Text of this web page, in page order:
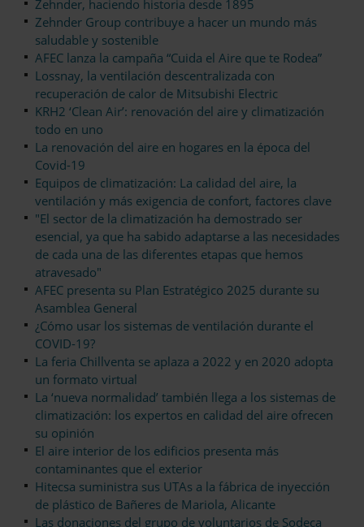
Zehnder, haciendo historia desde 1895
Zehnder Group contribuye a hacer un mundo más
saludable y sostenible
AFEC lanza la campaña “Cuida el Aire que te Rodea”
Lossnay, la ventilación descentralizada con
recuperación de calor de Mitsubishi Electric
KRH2 ‘Clean Air’: renovación del aire y climatización
todo en uno
La renovación del aire en hogares en la época del
Covid-19
Equipos de climatización: La calidad del aire, la
ventilación y más exigencia de confort, factores clave
"El sector de la climatización ha demostrado ser
esencial, ya que ha sabido adaptarse a las necesidades
de cada una de las diferentes etapas que hemos
atravesado"
AFEC presenta su Plan Estratégico 2025 durante su
Asamblea General
¿Cómo usar los sistemas de ventilación durante el
COVID-19?
La feria Chillventa se aplaza a 2022 y en 2020 adopta
un formato virtual
La ‘nueva normalidad’ también llega a los sistemas de
climatización: los expertos en calidad del aire ofrecen
su opinión
El aire interior de los edificios presenta más
contaminantes que el exterior
Hitecsa suministra sus UTAs a la fábrica de inyección
de plástico de Bañeres de Mariola, Alicante
Las donaciones del grupo de voluntarios de Sodeca